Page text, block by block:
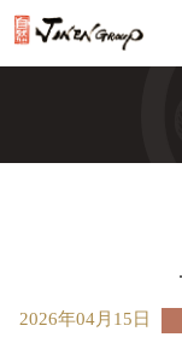
2026年04月15日